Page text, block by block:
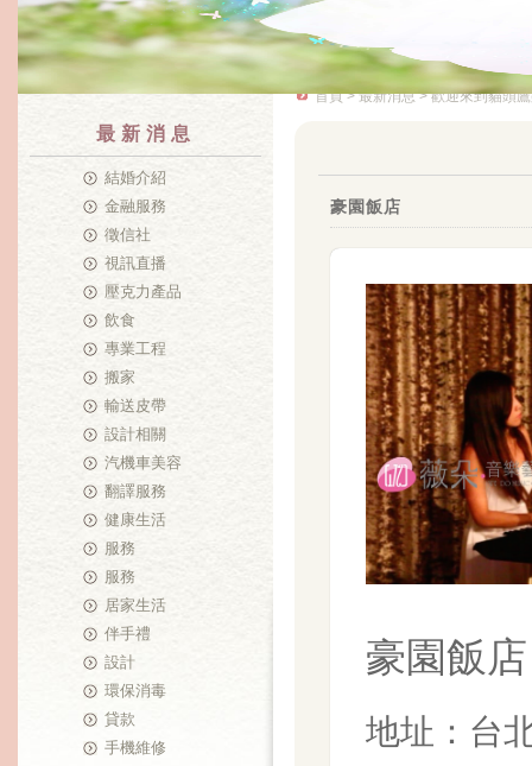
最新消息
結婚介紹
金融服務
徵信社
視訊直播
壓克力產品
飲食
專業工程
搬家
輸送皮帶
設計相關
汽機車美容
翻譯服務
健康生活
服務
服務
居家生活
伴手禮
設計
環保消毒
貸款
手機維修
首頁>最新消息> 歡迎來到貓頭
豪園飯店
豪園飯店
地址：台